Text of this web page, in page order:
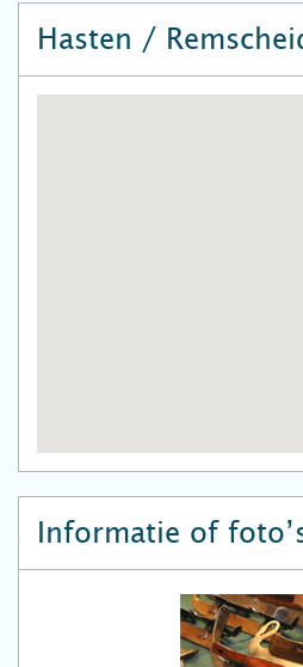
Hasten /
Informatie of